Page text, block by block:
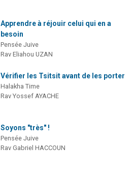
Apprendre à réjouir celui qui en a
besoin
Pensée Juive
Rav Eliahou UZAN
Vérifier les Tsitsit avant de les porter
Halakha Time
Rav Yossef AYACHE
Soyons "très" !
Pensée Juive
Rav Gabriel HACCOUN